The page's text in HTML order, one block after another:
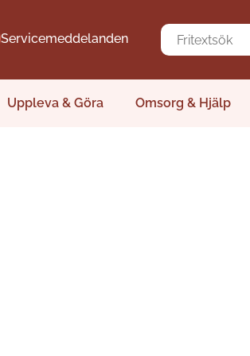
Servicemeddelanden
Uppleva & Göra Omsorg & Hjälp